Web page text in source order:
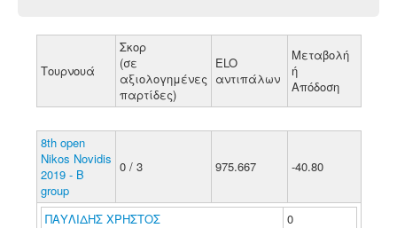
Τουρνουά
Σκορ
(σε
αξιολογημένες
παρτίδες)
ELO
αντιπάλων
Μεταβολή
ή
Απόδοση
8th open
Nikos Novidis
2019 - B
group
0 / 3 975.667 -40.80
ΠΑΥΛΙΔΗΣ ΧΡΗΣΤΟΣ
0